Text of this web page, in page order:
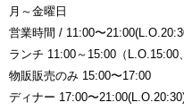
月～金曜日
営業時間 / 11:00〜
ランチ 11:00～15:00（L.O.15:00
物販販売のみ 15:00〜17:00
ディナー 17:00〜